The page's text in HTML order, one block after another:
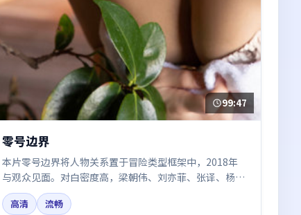
99:47
零号边界
本片零号边界将人物关系置于冒险类型框架中，2018年
与观众见面。对白密度高，梁朝伟、刘亦菲、张译、杨幂
的台词节奏值得关注；整体气质偏泰国都市与冷色调摄
影。
高清
流畅